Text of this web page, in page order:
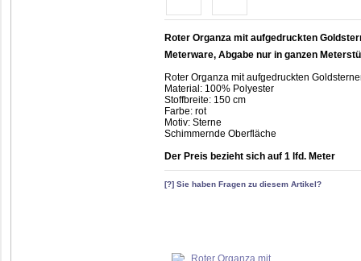
Roter Organza mit aufgedruckten
Meterware, Abgabe nur in ganzen
Roter Organza mit aufgedruckten
Material: 100% Polyester
Stoffbreite: 150 cm
Farbe: rot
Motiv: Sterne
Schimmernde Oberfläche
Der Preis bezieht sich auf 1 lfd. Meter
[?] Sie haben Fragen zu diesem Artikel?